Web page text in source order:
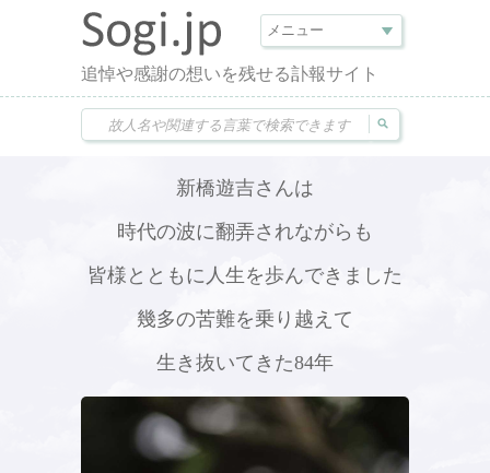
追悼や感謝の想いを残せる訃報サイト
新橋遊吉さんは
時代の波に翻弄されながらも
皆様とともに人生を歩んできました
幾多の苦難を乗り越えて
生き抜いてきた84年